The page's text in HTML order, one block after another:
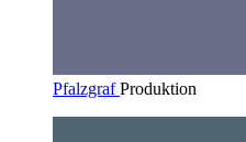
Pfalzgraf Produktion